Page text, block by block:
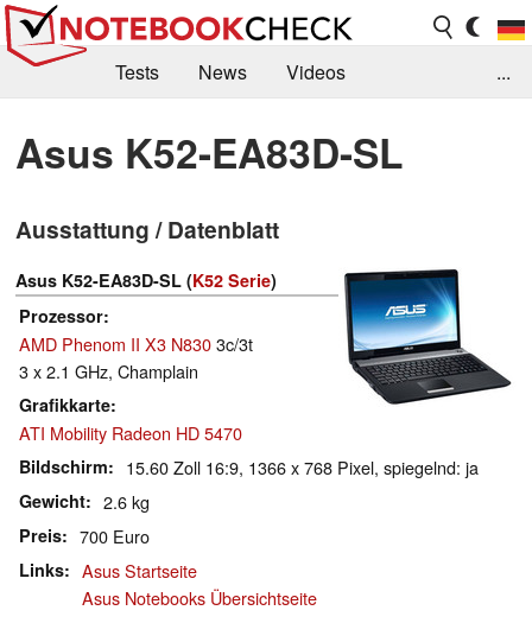
Tests News
Videos
Kaufberatung
Deals Suche
Jobs
Forum
...
Asus K52-EA83D-SL
Ausstattung / Datenblatt
Asus K52-EA83D-SL (K52 Serie)
Prozessor
AMD Phenom II X3 N8303c/3t
3 x 2.1 GHz, Champlain
Grafikkarte
ATI Mobility Radeon HD 5470
Bildschirm 15.60 Zoll 16:9, 1366 x 768 Pixel, spiegelnd: ja
Gewicht 2.6 kg
Preis 700 Euro
Links
Asus Startseite
Asus Notebooks Übersichtseite